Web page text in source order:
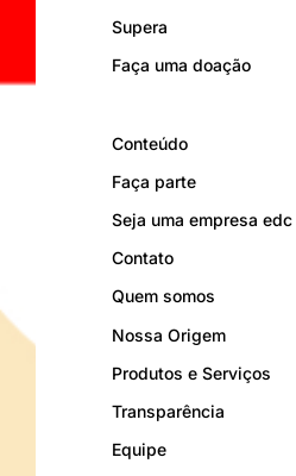
Supera
Faça uma doação
Conteúdo
Faça parte
Seja uma empresa edc
Contato
Quem somos
Nossa Origem
Produtos e Serviços
Transparência
Equipe